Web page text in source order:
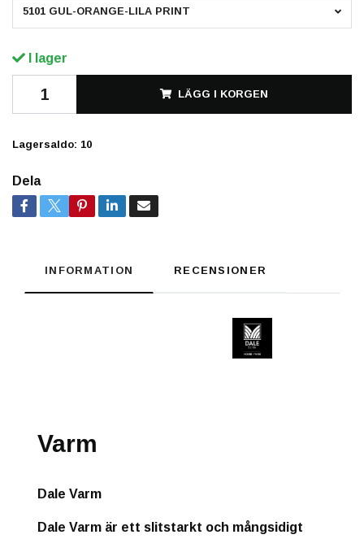
5101 GUL-ORANGE-LILA PRINT
I lager
LÄGG I KORGEN
Lagersaldo: 10
Dela
INFORMATION RECENSIONER
Varm
Dale Varm
Dale Varm är ett slitstarkt och mångsidigt